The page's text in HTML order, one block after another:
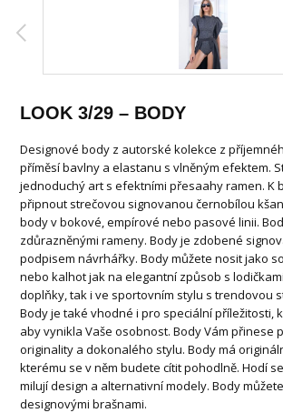
LOOK 3/29 – BODY
Designové body z autorské kolekce z
příměsí bavlny a elastanu s vlněným efektem.
jednoduchý art s efektními přesaahy ramen. K
připnout strečovou signovanou černobílou
body v bokové, empírové nebo pasové linii.
zdůrazněnými rameny. Body je zdobené
podpisem návrhářky. Body můžete nosit jako
nebo kalhot jak na elegantní způsob s
doplňky, tak i ve sportovním stylu s trendovou
Body je také vhodné i pro speciální příležitosti,
aby vynikla Vaše osobnost. Body Vám přinese
originality a dokonalého stylu. Body má
kterému se v něm budete cítit pohodlně. Hodí
milují design a alternativní modely. Body
designovými brašnami.